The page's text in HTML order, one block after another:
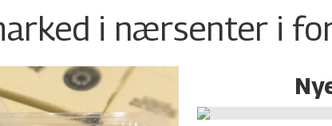
i nærsenter i